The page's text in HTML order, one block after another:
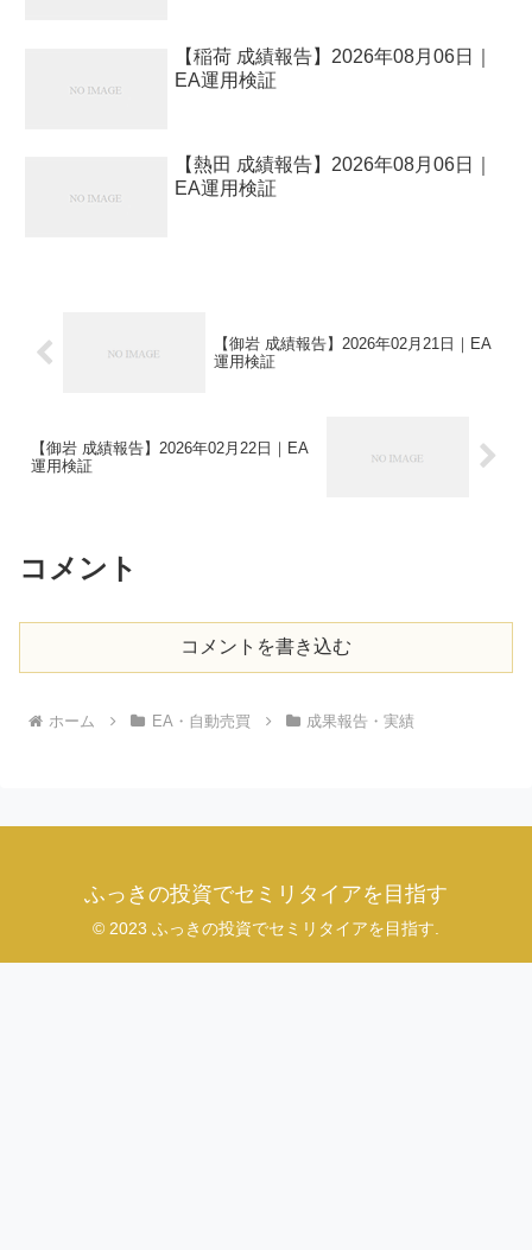
【稲荷 成績報告】2026年08月06日｜
EA運用検証
【熱田 成績報告】2026年08月06日｜
EA運用検証
【御岩 成績報告】2026年02月21日｜EA
運用検証
【御岩 成績報告】2026年02月22日｜EA
運用検証
コメント
コメントを書き込む
ホーム EA・自動売買 成果報告・実績
ふっきの投資でセミリタイアを目指す
© 2023 ふっきの投資でセミリタイアを目指す.